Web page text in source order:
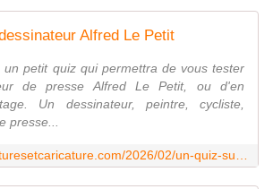
Alfred Le Petit
un petit quiz qui permettra de vous tester
de presse Alfred Le Petit, ou d'en
Un dessinateur, peintre, cycliste,
presse...